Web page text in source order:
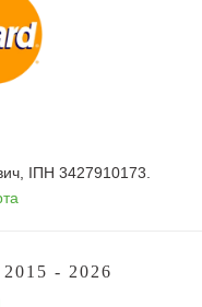
ІПН 3427910173.
- 2026